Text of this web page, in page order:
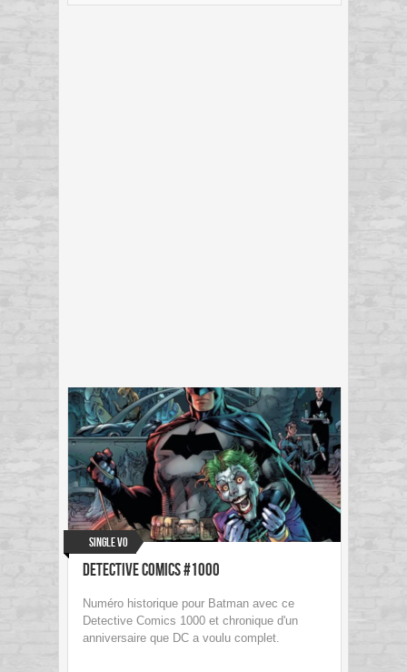
Single VO
Detective Comics #1000
Numéro historique pour Batman avec ce
Detective Comics 1000 et chronique d'un
anniversaire que DC a voulu complet.